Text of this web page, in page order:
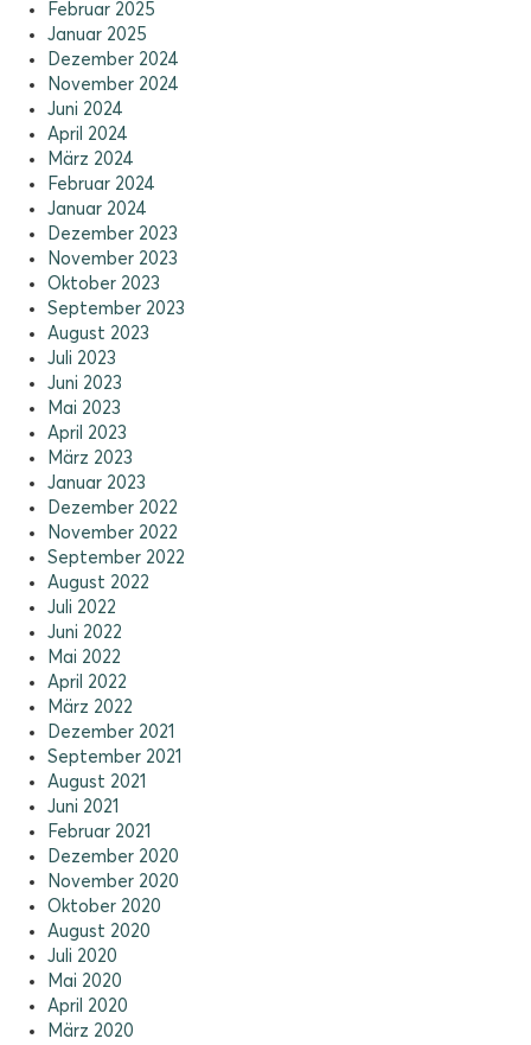
Februar 2025
Januar 2025
Dezember 2024
November 2024
Juni 2024
April 2024
März 2024
Februar 2024
Januar 2024
Dezember 2023
November 2023
Oktober 2023
September 2023
August 2023
Juli 2023
Juni 2023
Mai 2023
April 2023
März 2023
Januar 2023
Dezember 2022
November 2022
September 2022
August 2022
Juli 2022
Juni 2022
Mai 2022
April 2022
März 2022
Dezember 2021
September 2021
August 2021
Juni 2021
Februar 2021
Dezember 2020
November 2020
Oktober 2020
August 2020
Juli 2020
Mai 2020
April 2020
März 2020